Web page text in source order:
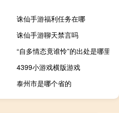
诛仙手游福利任务在哪
诛仙手游聊天禁言吗
“自多情态竟谁怜”的出处是哪里
4399小游戏横版游戏
泰州市是哪个省的